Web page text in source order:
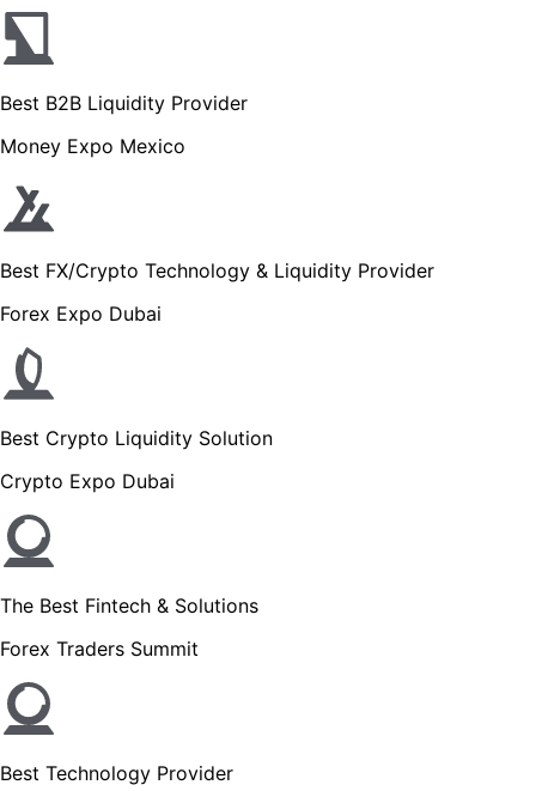
Best B2B Liquidity Provider
Money Expo Mexico
Best FX/Crypto Technology & Liquidity Provider
Forex Expo Dubai
Best Crypto Liquidity Solution
Crypto Expo Dubai
The Best Fintech & Solutions
Forex Traders Summit
Best Technology Provider